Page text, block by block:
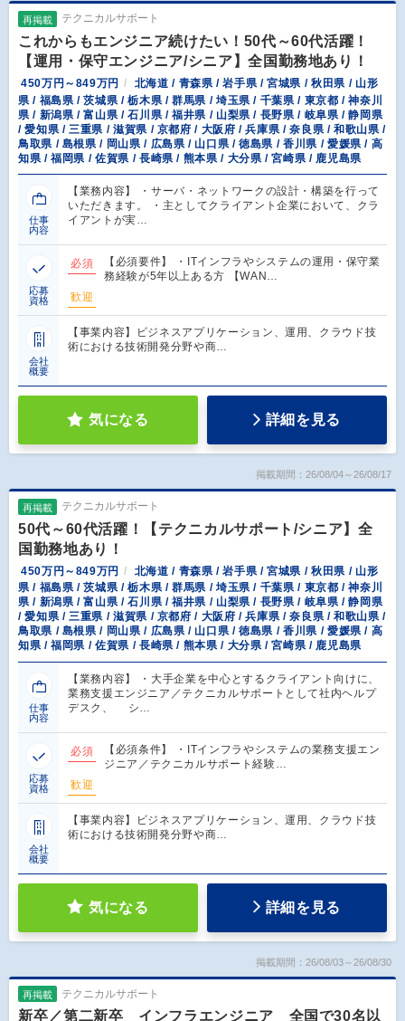
再掲載 テクニカルサポート
これからもエンジニア続けたい！50代～60代活躍！
【運用・保守エンジニア/シニア】全国勤務地あり！
450万円～849万円
北海道 / 青森県 / 岩手県 / 宮城県 / 秋田県 / 山形
県 / 福島県 / 茨城県 / 栃木県 / 群馬県 / 埼玉県 / 千葉県 / 東京都 / 神奈川
県 / 新潟県 / 富山県 / 石川県 / 福井県 / 山梨県 / 長野県 / 岐阜県 / 静岡県
/ 愛知県 / 三重県 / 滋賀県 / 京都府 / 大阪府 / 兵庫県 / 奈良県 / 和歌山県 /
鳥取県 / 島根県 / 岡山県 / 広島県 / 山口県 / 徳島県 / 香川県 / 愛媛県 / 高
知県 / 福岡県 / 佐賀県 / 長崎県 / 熊本県 / 大分県 / 宮崎県 / 鹿児島県
仕事
内容
【業務内容】 ・サーバ・ネットワークの設計・構築を行って
いただきます。 ・主としてクライアント企業において、クラ
イアントが実…
応募
資格
必須
【必須要件】 ・ITインフラやシステムの運用・保守業
務経験が5年以上ある方 【WAN…
歓迎
会社
概要
【事業内容】ビジネスアプリケーション、運用、クラウド技
術における技術開発分野や商…
気になる 詳細を見る
掲載期間：26/08/04～26/08/17
再掲載 テクニカルサポート
50代～60代活躍！【テクニカルサポート/シニア】全
国勤務地あり！
450万円～849万円
北海道 / 青森県 / 岩手県 / 宮城県 / 秋田県 / 山形
県 / 福島県 / 茨城県 / 栃木県 / 群馬県 / 埼玉県 / 千葉県 / 東京都 / 神奈川
県 / 新潟県 / 富山県 / 石川県 / 福井県 / 山梨県 / 長野県 / 岐阜県 / 静岡県
/ 愛知県 / 三重県 / 滋賀県 / 京都府 / 大阪府 / 兵庫県 / 奈良県 / 和歌山県 /
鳥取県 / 島根県 / 岡山県 / 広島県 / 山口県 / 徳島県 / 香川県 / 愛媛県 / 高
知県 / 福岡県 / 佐賀県 / 長崎県 / 熊本県 / 大分県 / 宮崎県 / 鹿児島県
仕事
内容
【業務内容】 ・大手企業を中心とするクライアント向けに、
業務支援エンジニア／テクニカルサポートとして社内ヘルプ
デスク、 シ…
応募
資格
必須
【必須条件】 ・ITインフラやシステムの業務支援エン
ジニア／テクニカルサポート経験…
歓迎
会社
概要
【事業内容】ビジネスアプリケーション、運用、クラウド技
術における技術開発分野や商…
気になる 詳細を見る
掲載期間：26/08/03～26/08/30
再掲載 テクニカルサポート
新卒／第二新卒 インフラエンジニア 全国で30名以